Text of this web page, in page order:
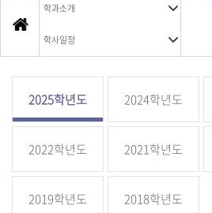
학과소개
학사일정
2025학년도 2024학년도
2022학년도 2021학년도
2019학년도 2018학년도